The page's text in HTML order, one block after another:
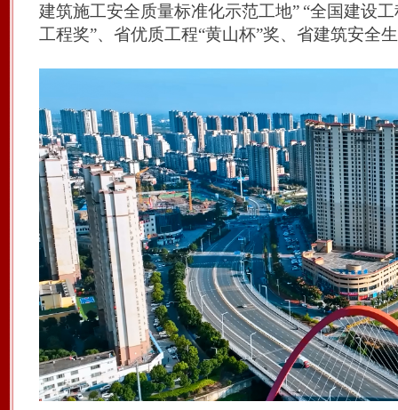
建筑施工安全质量标准化示范工地” “全国建设
工程奖”、省优质工程“黄山杯”奖、 省建筑安全